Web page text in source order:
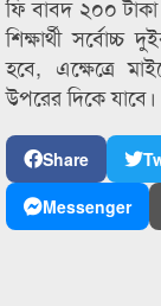
ফি বাবদ ২০০
শিক্ষার্থী সর্বোচ্চ
হবে, এক্ষেত্রে
উপরের দিকে যাবে।
Share
Messenger